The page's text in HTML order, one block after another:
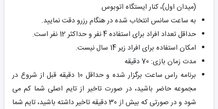
(میدان اول)، کنار ایستگاه اتوبوس
به ساعت سانس انتخاب شده در هنگام رزرو دقت نمایید.
حداقل تعداد افراد برای استفاده 4 نفر و حداکثر 12 نفر است.
امکان استفاده برای افراد زیر 14 سال نیست.
مدت زمان بازی: 70 دقیقه
برنامه راس ساعت برگزار شده و حداقل 10 دقیقه قبل از شروع در
مجموعه حاضر باشید، در صورت تاخیر از تایم اصلی شما کم می
شود و در صورتی که بیش از 30 دقیقه تاخیر داشته باشید، تایم شما